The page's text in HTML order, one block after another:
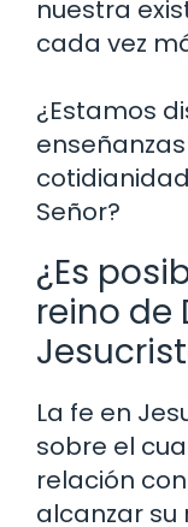
nuestra
cada vez
¿Estamos
Señor?
¿Es
reino de
La fe en
sobre el
relación
alcanzar su